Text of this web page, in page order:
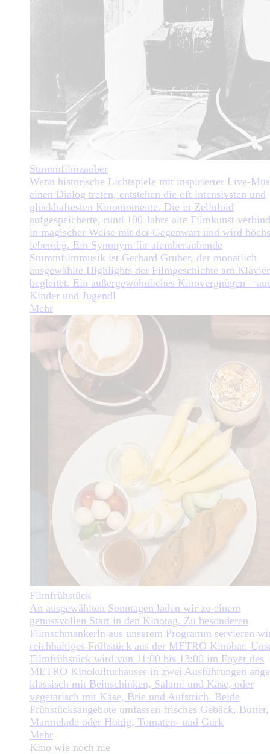
Stummfilmzauber
Wenn historische Lichtspiele mit inspirierter Live-
einen Dialog treten, entstehen die oft intensivsten und
glückhaftesten Kinomomente. Die in Zelluloid
aufgespeicherte, rund 100 Jahre alte Filmkunst
in magischer Weise mit der Gegenwart und wird
lebendig. Ein Synonym für atemberaubende
Stummfilmmusik ist Gerhard Gruber, der monatlich
ausgewählte Highlights der Filmgeschichte am
begleitet. Ein außergewöhnliches Kinovergnügen –
Kinder und Jugendl
Mehr
Filmfrühstück
An ausgewählten Sonntagen laden wir zu einem
genussvollen Start in den Kinotag. Zu besonderen
Filmschmankerln aus unserem Programm servieren
reichhaltiges Frühstück aus der METRO Kinobar.
Filmfrühstück wird von 11:00 bis 13:00 im Foyer des
METRO Kinokulturhauses in zwei Ausführungen
klassisch mit Beinschinken, Salami und Käse, oder
vegetarisch mit Käse, Brie und Aufstrich. Beide
Frühstücksangebote umfassen frisches Gebäck, Butter,
Marmelade oder Honig, Tomaten- und Gurk
Mehr
Kino wie noch nie